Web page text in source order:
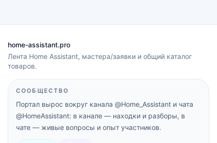
home-assistant.pro
Лента Home Assistant, мастера/заявки и общий каталог
товаров.
СООБЩЕСТВО
Портал вырос вокруг канала @Home_Assistant и чата
@HomeAssistant: в канале — находки и разборы, в
чате — живые вопросы и опыт участников.